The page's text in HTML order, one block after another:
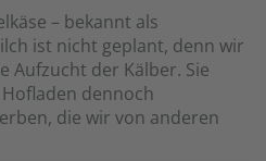
– bekannt als
ist nicht geplant, denn wir
Aufzucht der Kälber. Sie
dennoch
die wir von anderen